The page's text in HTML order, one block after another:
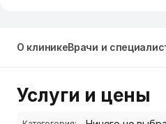
О клиникеВрачи и
Услуги и цены